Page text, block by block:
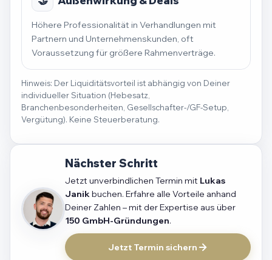
Höhere Professionalität in Verhandlungen mit
Partnern und Unternehmenskunden, oft
Voraussetzung für größere Rahmenverträge.
Hinweis: Der Liquiditätsvorteil ist abhängig von Deiner
individueller Situation (Hebesatz,
Branchenbesonderheiten, Gesellschafter-/GF-Setup,
Vergütung). Keine Steuerberatung.
Nächster Schritt
Jetzt unverbindlichen Termin mit Lukas
Janikbuchen. Erfahre alle Vorteile anhand
Deiner Zahlen – mit der Expertise aus über
150 GmbH-Gründungen.
Jetzt Termin sichern